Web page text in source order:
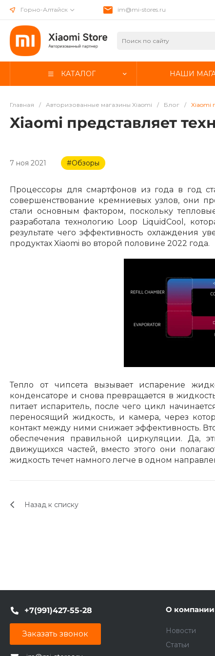
Горно-Алтайск im@mi-stores.ru
КАТАЛОГ НАШИ
Главная / Авторизованные магазины Xiaomi / Блог / Xiaomi
Xiaomi представляет
7 ноя 2021 #Обзоры
Процессоры для смартфонов из года в год
совершенствование кремниевых узлов, они
стали основным фактором, поскольку
разработала технологию Loop LiquidCool,
результате чего эффективность охлаждения
продуктах Xiaomi во второй половине 2022 года.
Тепло от чипсета вызывает испарение
конденсаторе и снова превращается в
питает испаритель, после чего цикл
переносящий жидкость, и камера, через
контакт между ними снижает эффективность.
обеспечения правильной циркуляции. Да,
движущихся частей, вместо этого они
жидкость течет намного легче в одном
Назад к списку
+7(991)427-55-28
Заказать звонок
О компании
Новости
Статьи